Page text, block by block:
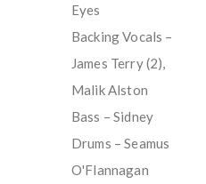
Eyes
Backing Vocals –
James Terry (2),
Malik Alston
Bass – Sidney
Drums – Seamus
O'Flannagan